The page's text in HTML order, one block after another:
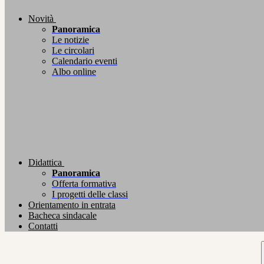
Novità
Panoramica
Le notizie
Le circolari
Calendario eventi
Albo online
Didattica
Panoramica
Offerta formativa
I progetti delle classi
Orientamento in entrata
Bacheca sindacale
Contatti